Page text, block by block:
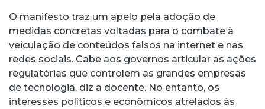
O manifesto traz um apelo pela adoção de
medidas concretas voltadas para o combate à
veiculação de conteúdos falsos na internet e nas
redes sociais. Cabe aos governos articular as ações
regulatórias que controlem as grandes empresas
de tecnologia, diz a docente. No entanto, os
interesses políticos e econômicos atrelados às